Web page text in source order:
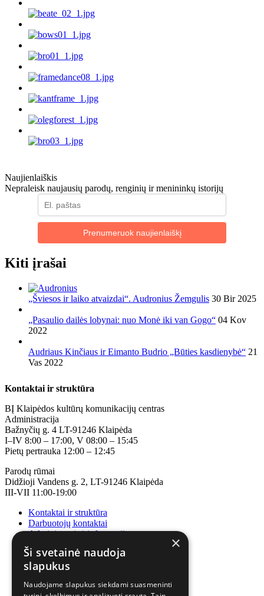
Naujienlaiškis
Nepraleisk naujausių parodų, renginių ir menininkų istorijų
Prenumeruok naujienlaiškį
Kiti įrašai
„Šviesos ir laiko atvaizdai“. Audronius Žemgulis 30 Bir 2025
„Pasaulio dailės lobynai: nuo Monė iki van Gogo“ 04 Kov
2022
Audriaus Kinčiaus ir Eimanto Budrio „Būties kasdienybė“ 21
Vas 2022
Kontaktai ir struktūra
BĮ Klaipėdos kultūrų komunikacijų centras
Administracija
Bažnyčių g. 4 LT-91246 Klaipėda
I–IV 8:00 – 17:00, V 08:00 – 15:45
Pietų pertrauka 12:00 – 12:45
Parodų rūmai
Didžioji Vandens g. 2, LT-91246 Klaipėda
III-VII 11:00-19:00
Kontaktai ir struktūra
Darbuotojų kontaktai
Administracinė informacija
Korupcijos prevencija
×
Ši svetainė naudoja
slapukus
Naudojame slapukus siekdami suasmeninti